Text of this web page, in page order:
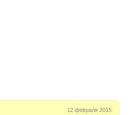
12 февраля 2015